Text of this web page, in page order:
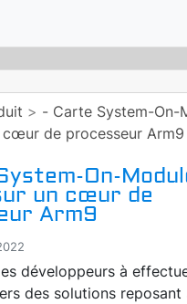
> - Carte System-On-
de processeur Arm9
On-
un cœur de
Arm9
développeurs à
des solutions reposant